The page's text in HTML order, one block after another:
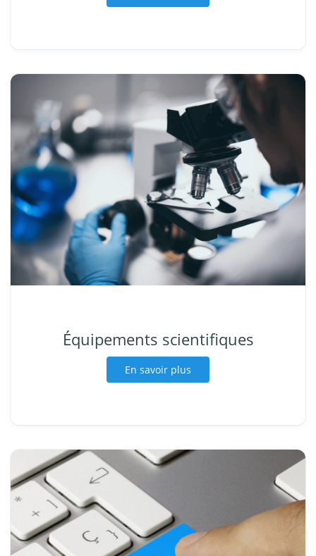
Équipements scientifiques
En savoir plus